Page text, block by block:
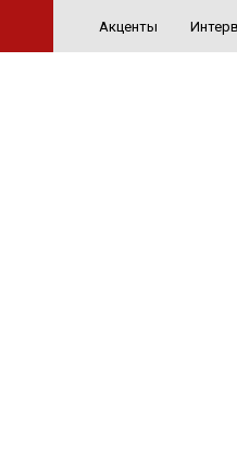
Акценты